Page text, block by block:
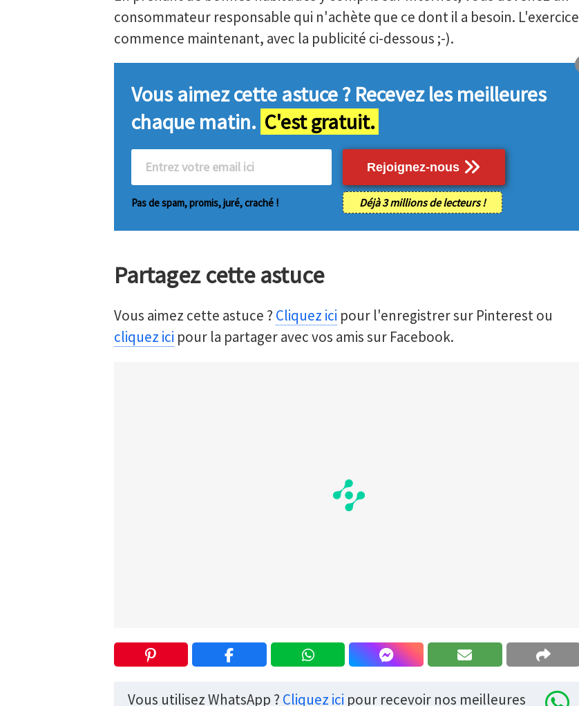
consommateur responsable qui n'achète que ce dont il a besoin. L'exercice
commence maintenant, avec la publicité ci-dessous ;-).
Vous aimez cette astuce ? Recevez les meilleures
chaque matin. C'est gratuit.
Pas de spam, promis, juré, craché !
Rejoignez-nous
Déjà 3 millions de lecteurs !
Partagez cette astuce
Vous aimez cette astuce ? Cliquez ici pour l'enregistrer sur Pinterest ou
cliquez ici pour la partager avec vos amis sur Facebook.
Vous utilisez WhatsApp ? Cliquez ici pour recevoir nos meilleures